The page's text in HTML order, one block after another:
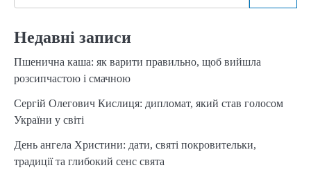
Недавні записи
Пшенична каша: як варити правильно, щоб вийшла
розсипчастою і смачною
Сергій Олегович Кислиця: дипломат, який став голосом
України у світі
День ангела Христини: дати, святі покровительки,
традиції та глибокий сенс свята